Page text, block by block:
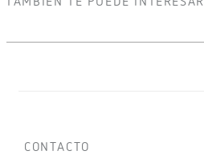
CONTACTO